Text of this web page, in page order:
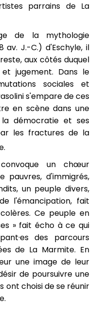
parrains de La
de la mythologie
av. J.-C.) d'Eschyle, il
aux côtés duquel
jugement. Dans le
sociales et
s'empare de ces
en scène dans une
démocratie et ses
les fractures de la
un chœur
pauvres, d'immigrés,
un peuple divers,
l'émancipation, fait
Ce peuple en
» fait écho à ce qui
des parcours
de La Marmite. En
une image de leur
de poursuivre une
ont choisi de se réunir